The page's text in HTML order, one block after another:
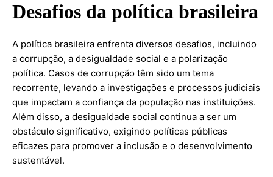
Desafios da política brasileira
A política brasileira enfrenta diversos desafios, incluindo
a corrupção, a desigualdade social e a polarização
política. Casos de corrupção têm sido um tema
recorrente, levando a investigações e processos judiciais
que impactam a confiança da população nas instituições.
Além disso, a desigualdade social continua a ser um
obstáculo significativo, exigindo políticas públicas
eficazes para promover a inclusão e o desenvolvimento
sustentável.